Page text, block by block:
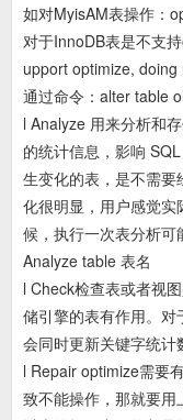
如对MyisAM表操作：
对于InnoDB表是不支
upport optimize, doing
通过命令：alter table
l Analyze 用来分析和
的统计信息，影响
生变化的表，是不需
化很明显，用户感觉
候，执行一次表分析可
Analyze table 表名
l Check检查表或者视
储引擎的表有作用。
会同时更新关键字统计
l Repair optimize需要
致不能操作，那就要